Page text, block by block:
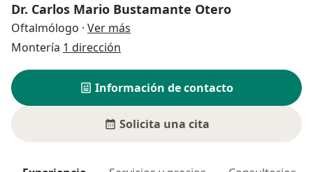
Dr. Carlos Mario Bustamante Otero
Oftalmólogo · Ver más
Montería 1 dirección
Información de contacto
Solicita una cita